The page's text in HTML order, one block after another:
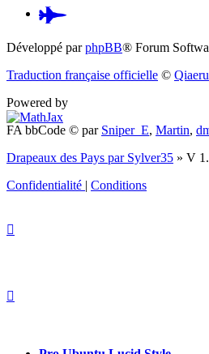
Pardus.at
(S’ouvre
nouvel
Développé parphpBB® Forum
Traduction française officielle © Qiaeru
Powered by
FA bbCode © par Sniper_E, Martin,
Drapeaux des Pays par Sylver35 » V
Confidentialité | Conditions